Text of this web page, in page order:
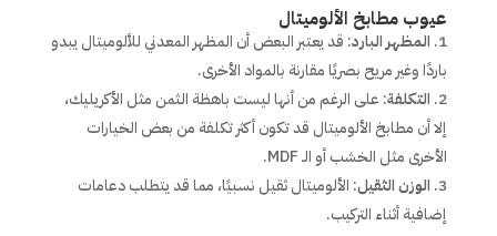
عيوب مطابخ الألوميتال
المظهر البارد: قد يعتبر البعض أن المظهر المعدني للألوميتال يبدو
باردًا وغير مريح بصريًا مقارنة بالمواد الأخرى.
التكلفة: على الرغم من أنها ليست باهظة الثمن مثل الأكريليك،
إلا أن مطابخ الألوميتال قد تكون أكثر تكلفة من بعض الخيارات
الأخرى مثل الخشب أو الـ MDF.
الوزن الثقيل: الألوميتال ثقيل نسبيًا، مما قد يتطلب دعامات
إضافية أثناء التركيب.